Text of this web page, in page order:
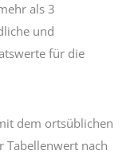
als 3
und
für die
dem ortsüblichen
Tabellenwert nach